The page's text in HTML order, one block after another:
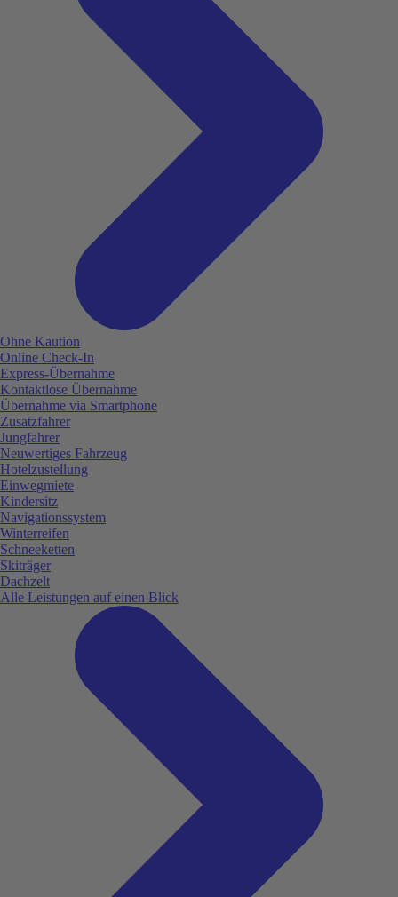
Ohne Kaution
Online Check-In
Express-Übernahme
Kontaktlose Übernahme
Übernahme via Smartphone
Zusatzfahrer
Jungfahrer
Neuwertiges Fahrzeug
Hotelzustellung
Einwegmiete
Kindersitz
Navigationssystem
Winterreifen
Schneeketten
Skiträger
Dachzelt
Alle Leistungen auf einen Blick